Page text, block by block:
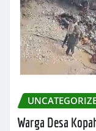
Warga Desa